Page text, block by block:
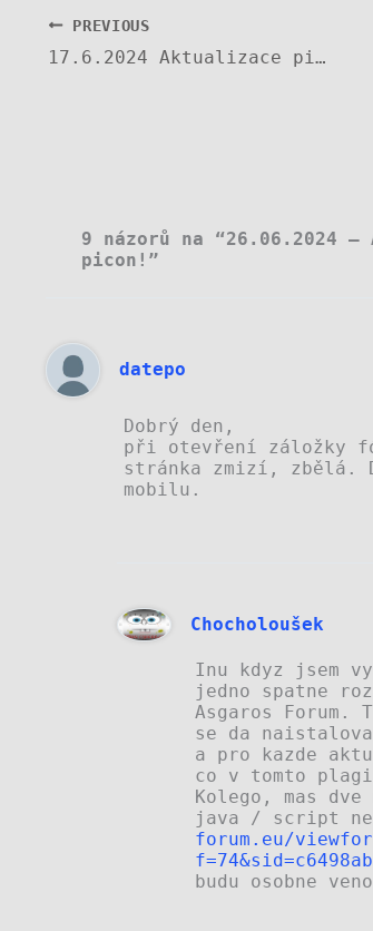
PREVIOUS
17.6.2024 Aktualizace picon
9 názorů na “26.06.2024 –
picon!”
datepo
Dobrý den,
při otevření záložky
stránka zmizí,
mobilu.
Chocholoušek
Inu kdyz jsem
jedno spatne
Asgaros
se da
a pro kazde
co v tomto
Kolego, mas
java / script
forum.eu/
budu osobne